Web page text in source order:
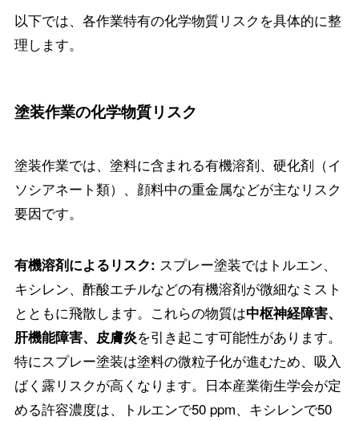
以下では、各作業特有の化学物質リスクを具体的に整
理します。
塗装作業の化学物質リスク
塗装作業では、塗料に含まれる有機溶剤、硬化剤（イ
ソシアネート類）、顔料中の重金属などが主なリスク
要因です。
有機溶剤によるリスク: スプレー塗装ではトルエン、
キシレン、酢酸エチルなどの有機溶剤が微細なミスト
とともに飛散します。これらの物質は中枢神経障害、
肝機能障害、皮膚炎を引き起こす可能性があります。
特にスプレー塗装は塗料の微粒子化が進むため、吸入
ばく露リスクが高くなります。日本産業衛生学会が定
める許容濃度は、トルエンで50 ppm、キシレンで50